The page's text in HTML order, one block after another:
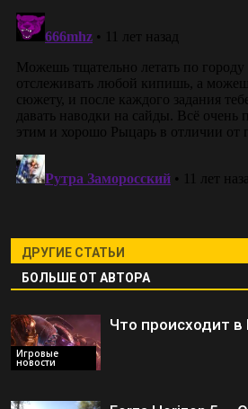
ДРУГИЕ СТАТЬИ
БОЛЬШЕ ОТ АВТОРА
Игровые
новости
Что происходит в